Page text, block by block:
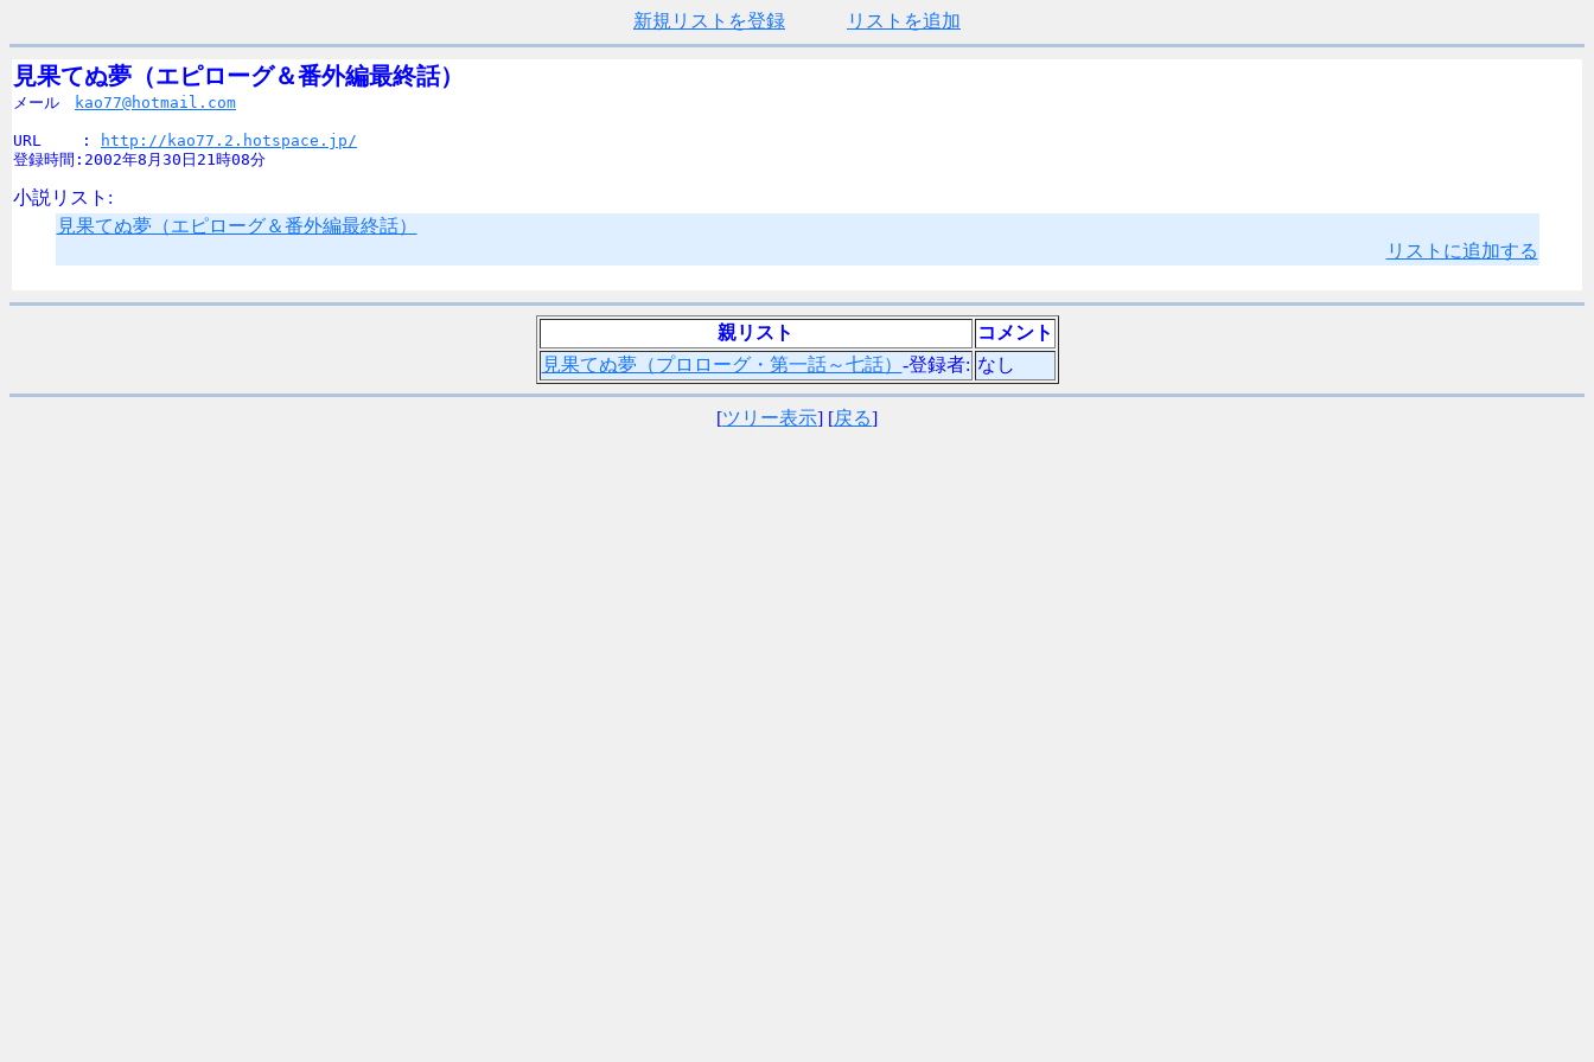
新規リストを登録 リストを追加
見果てぬ夢（エピローグ＆番外編最終話）
メール kao77@hotmail.com
URL　　 :
http://kao77.2.hotspace.jp/
登録時間:2002年8月30日21時08分
小説リスト:
見果てぬ夢（エピローグ＆番外編最終話）
リストに追加する
親リスト
コメント
見果てぬ夢（プロローグ・第一話～七話） -登録者: なし
[ツリー表示] [戻る]